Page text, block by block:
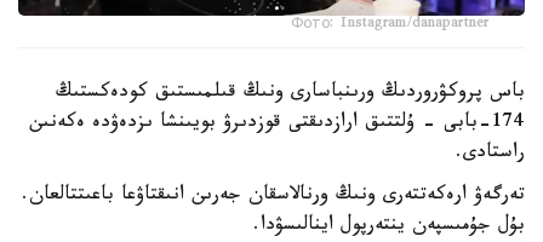
Фото: Instagram/danapartner
باس پروكۋروردىڭ ورىنباسارى ونىڭ قىلمىستىق كودەكستىڭ
174-بابى - ۇلتتىق ارازدىقتى قوزدىرۋ بويىنشا ىزدەۋدە ەكەنىن
راستادى.
تەرگەۋ ارەكەتتەرى ونىڭ ورنالاسقان جەرىن انىقتاۋعا باعىتتالعان.
بۇل جۇمىسپەن ينتەرپول اينالىسۋدا.